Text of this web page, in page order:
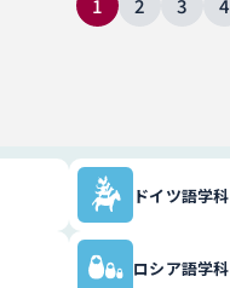
1 2 3 4
ドイツ語学科
ロシア語学科